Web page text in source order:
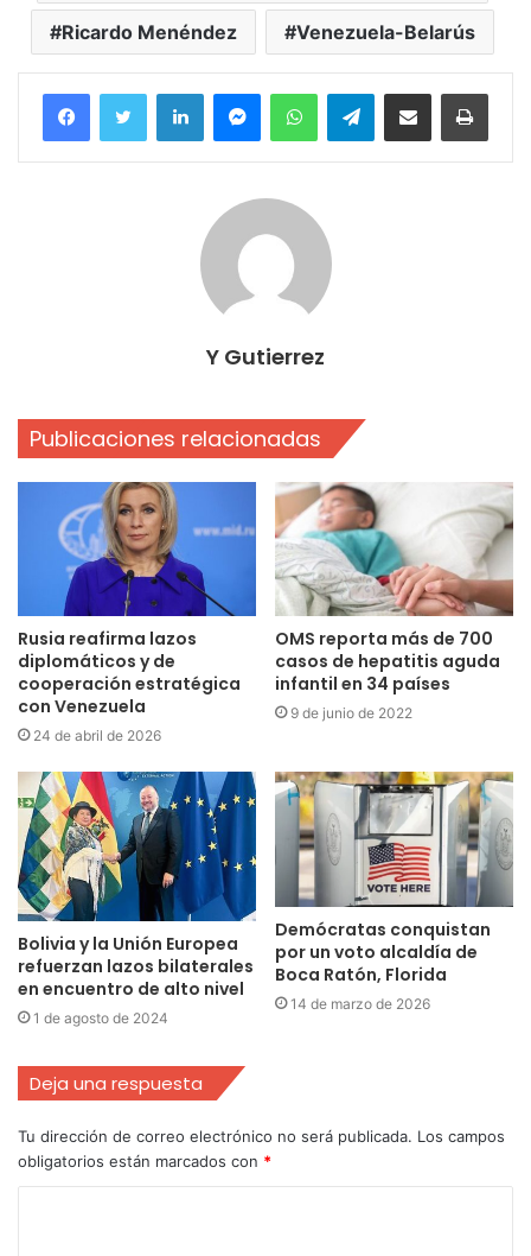
Ricardo Menéndez Venezuela-Belarús
FacebookTwitter LinkedInMessengerWhatsAppTelegramCompartir por correo electrónico
Y Gutierrez
Publicaciones relacionadas
Rusia reafirma lazos
diplomáticos y de
cooperación estratégica
con Venezuela
24 de abril de 2026
OMS reporta más de 700
casos de hepatitis aguda
infantil en 34 países
9 de junio de 2022
Bolivia y la Unión Europea
refuerzan lazos bilaterales
en encuentro de alto nivel
1 de agosto de 2024
Demócratas conquistan
por un voto alcaldía de
Boca Ratón, Florida
14 de marzo de 2026
Deja una respuesta
Tu dirección de correo electrónico no será publicada. Los campos
obligatorios están marcados con *